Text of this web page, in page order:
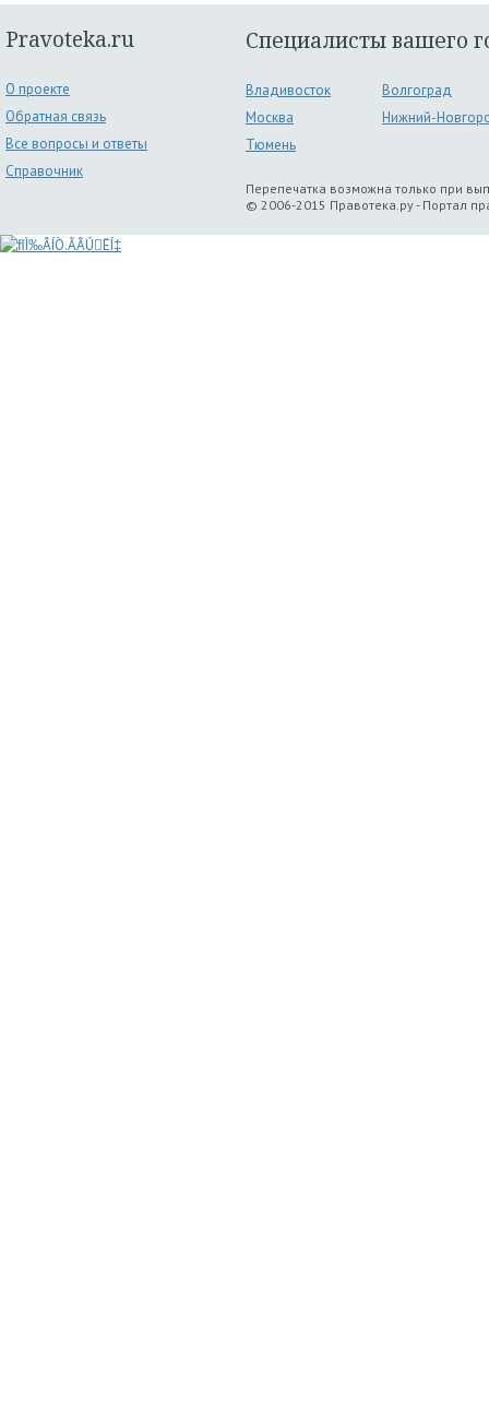
Pravoteka.ru
О проекте
Обратная связь
Все вопросы и ответы
Справочник
Специалисты вашего
Владивосток
Волгоград
Москва
Нижний-
Тюмень
Перепечатка возможна только при
© 2006-2015 Правотека.ру - Портал